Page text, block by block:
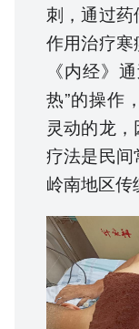
刺，通过
作用治疗
《内经》
热”的操作
灵动的龙
疗法是民
岭南地区传